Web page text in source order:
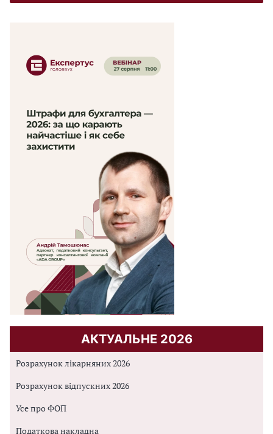
АКТУАЛЬНЕ 2026
Розрахунок лікарняних 2026
Розрахунок відпускних 2026
Усе про ФОП
Податкова накладна